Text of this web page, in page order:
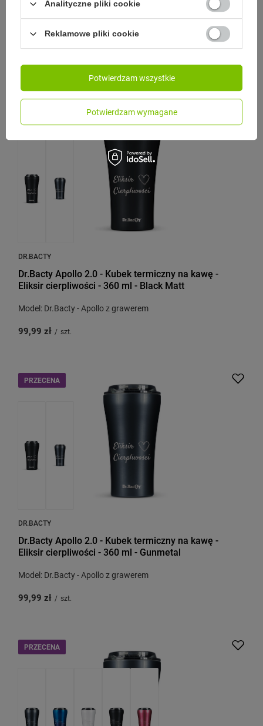
Najniższa cena produktu w okresie 30 dni przed
wprowadzeniem obniżki:105,00 zł-9%
Cena regularna:169,99 zł-44%
DR.BACTY
Dr.Bacty Apollo 2.0 - Kubek termiczny na kawę -
Eliksir cierpliwości - 360 ml - Black Matt
Model: Dr.Bacty - Apollo z grawerem
99,99 zł / szt.
PRZECENA
DR.BACTY
Dr.Bacty Apollo 2.0 - Kubek termiczny na kawę -
Eliksir cierpliwości - 360 ml - Gunmetal
Model: Dr.Bacty - Apollo z grawerem
99,99 zł / szt.
PRZECENA
Analityczne pliki cookie
Reklamowe pliki cookie
Potwierdzam wymagane
Potwierdzam wszystkie